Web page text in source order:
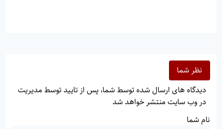
نظر شما
دیدگاه های ارسال شده توسط شما، پس از تایید توسط مدیریت
در وب سایت منتشر خواهد شد
نام شما